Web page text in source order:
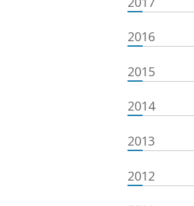
2016
2015
2014
2013
2012